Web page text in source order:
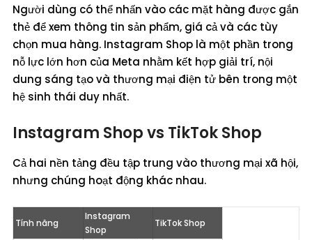
Người dùng có thể nhấn vào các mặt hàng được gắn
thẻ để xem thông tin sản phẩm, giá cả và các tùy
chọn mua hàng. Instagram Shop là một phần trong
nỗ lực lớn hơn của Meta nhằm kết hợp giải trí, nội
dung sáng tạo và thương mại điện tử bên trong một
hệ sinh thái duy nhất.
Instagram Shop vs TikTok Shop
Cả hai nền tảng đều tập trung vào thương mại xã hội,
nhưng chúng hoạt động khác nhau.
Tính năng
Instagram
Shop
TikTok Shop